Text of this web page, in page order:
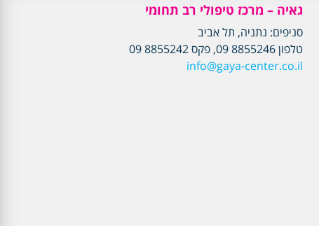
גאיה – מרכז טיפולי רב תחומי
סניפים: נתניה, תל אביב
טלפון 8855246 09, פקס 8855242 09
info@gaya-center.co.il